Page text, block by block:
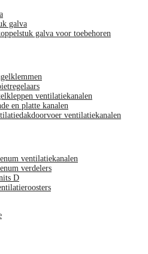
galva
galva voor toebehoren
ventilatiekanalen
en platte kanalen
ventilatiekanalen
ventilatiekanalen
verdelers
D